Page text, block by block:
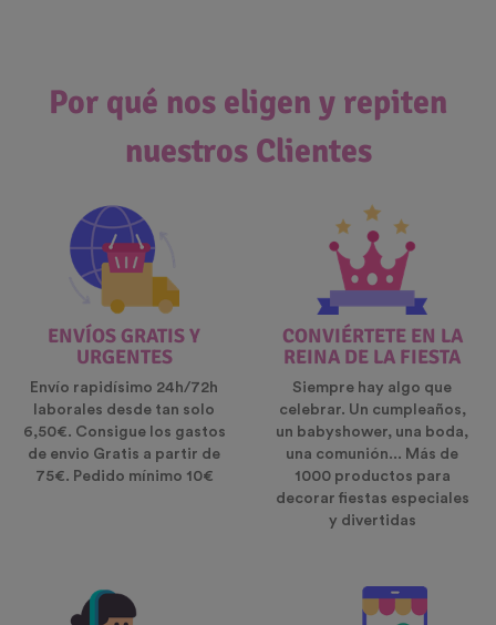
Por qué nos eligen y repiten
nuestros Clientes
ENVÍOS GRATIS Y
URGENTES
Envío rapidísimo 24h/72h
laborales desde tan solo
6,50€. Consigue los gastos
de envio Gratis a partir de
75€. Pedido mínimo 10€
CONVIÉRTETE EN LA
REINA DE LA FIESTA
Siempre hay algo que
celebrar. Un cumpleaños,
un babyshower, una boda,
una comunión... Más de
1000 productos para
decorar fiestas especiales
y divertidas